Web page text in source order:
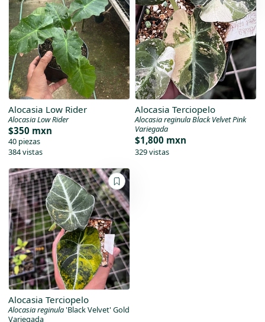
Alocasia Low Rider
Alocasia Low Rider
$350 mxn
40 piezas
384 vistas
Alocasia Terciopelo
Alocasia reginula Black Velvet Pink
Variegada
$1,800 mxn
329 vistas
Alocasia Terciopelo
Alocasia reginula'Black Velvet' Gold
Variegada